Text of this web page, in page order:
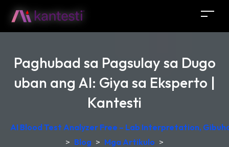
Paghubad sa Pagsulay sa Dugo
uban ang AI: Giya sa Eksperto |
Kantesti
AI Blood Test Analyzer Free – Lab Interpretation,
> Blog > Mga Artikulo >